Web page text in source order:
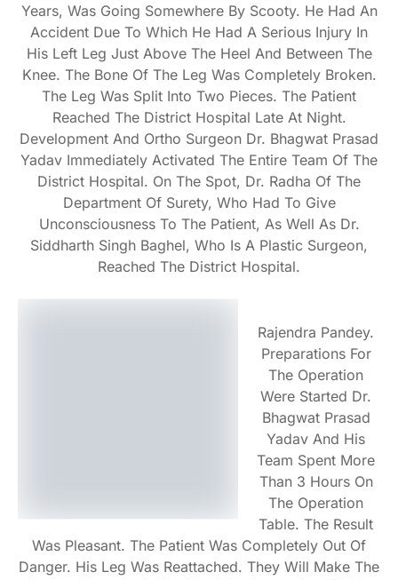
Years, Was Going Somewhere By Scooty. He Had An
Accident Due To Which He Had A Serious Injury In
His Left Leg Just Above The Heel And Between The
Knee. The Bone Of The Leg Was Completely Broken.
The Leg Was Split Into Two Pieces. The Patient
Reached The District Hospital Late At Night.
Development And Ortho Surgeon Dr. Bhagwat Prasad
Yadav Immediately Activated The Entire Team Of The
District Hospital. On The Spot, Dr. Radha Of The
Department Of Surety, Who Had To Give
Unconsciousness To The Patient, As Well As Dr.
Siddharth Singh Baghel, Who Is A Plastic Surgeon,
Reached The District Hospital.
Rajendra Pandey.
Preparations For
The Operation
Were Started Dr.
Bhagwat Prasad
Yadav And His
Team Spent More
Than 3 Hours On
The Operation
Table. The Result
Was Pleasant. The Patient Was Completely Out Of
Danger. His Leg Was Reattached. They Will Make The